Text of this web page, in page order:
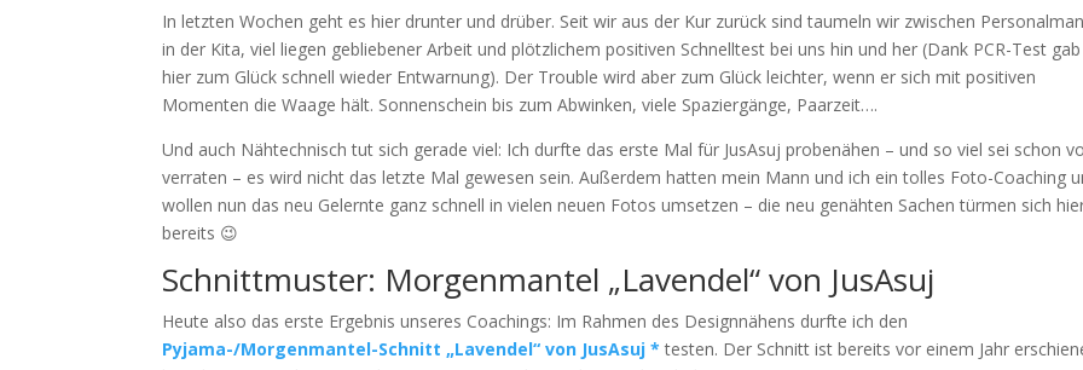
In letzten Wochen geht es hier drunter und drüber. Seit wir aus der Kur zurück sind taumeln wir zwischen
in der Kita, viel liegen gebliebener Arbeit und plötzlichem positiven Schnelltest bei uns hin und her (Dank PCR-Test
hier zum Glück schnell wieder Entwarnung). Der Trouble wird aber zum Glück leichter, wenn er sich mit positiven
Momenten die Waage hält. Sonnenschein bis zum Abwinken, viele Spaziergänge, Paarzeit….
Und auch Nähtechnisch tut sich gerade viel: Ich durfte das erste Mal für JusAsuj probenähen – und so viel sei schon
verraten – es wird nicht das letzte Mal gewesen sein. Außerdem hatten mein Mann und ich ein tolles Foto-Coaching
wollen nun das neu Gelernte ganz schnell in vielen neuen Fotos umsetzen – die neu genähten Sachen türmen sich
bereits 😉
Schnittmuster: Morgenmantel „Lavendel“ von JusAsuj
Heute also das erste Ergebnis unseres Coachings: Im Rahmen des Designnähens durfte ich den
Pyjama-/Morgenmantel-Schnitt „Lavendel“ von JusAsuj * testen. Der Schnitt ist bereits vor einem Jahr